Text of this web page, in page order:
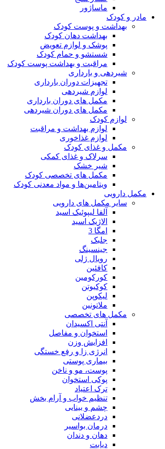
ماساژور
مادر و کودک
بهداشت و پوست کودک
بهداشت دهان کودک
پوشک و لوازم تعویض
شستشو و حمام کودک
مراقبت و بهداشت پوست کودک
شیردهی و بارداری
تجهیزات دوران بارداری
لوازم شیردهی
مکمل های دوران بارداری
مکمل های دوران شیردهی
لوازم کودک
لوازم بهداشت و مراقبت
لوازم غذاخوری
مکمل و غذای کودک
سرلاک و غذای کمکی
شیر خشک
مکمل های تخصصی کودک
ویتامین‌ها و مواد معدنی کودک
مکمل دارویی
سایر مکمل های دارویی
آلفا لیپوئیک اسید
الاژیک اسید
امگا 3
جلبک
جینسینگ
رویال ژلی
کافئین
کورکومین
کوکیوتن
لیکوپن
ملاتونین
مکمل های تخصصی
آنتی اکسیدان
استخوان و مفاصل
افزایش وزن
انرژی زا و رفع خستگی
بیماری پوستی
پوست، مو و ناخن
پوکی استخوان
ترک اعتیاد
تنظیم خواب و آرام بخش
چشم و بینایی
دردعضلانی
درمان بواسیر
دهان و دندان
دیابت